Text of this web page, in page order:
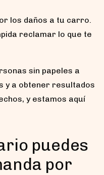
los daños a tu carro.
reclamar lo que te
sin papeles a
y a obtener resultados
y estamos aquí
puedes
por